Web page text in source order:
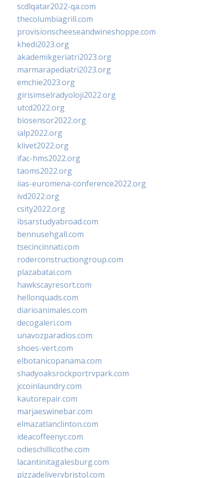
scdlqatar2022-qa.com
thecolumbiagrill.com
provisionscheeseandwineshoppe.com
khedi2023.org
akademikgeriatri2023.org
marmarapediatri2023.org
emchie2023.org
girisimselradyoloji2022.org
utcd2022.org
biosensor2022.org
ialp2022.org
klivet2022.org
ifac-hms2022.org
taoms2022.org
iias-euromena-conference2022.org
ivd2022.org
csity2022.org
ibsarstudyabroad.com
bennusehgall.com
tsecincinnati.com
roderconstructiongroup.com
plazabatai.com
hawkscayresort.com
hellonquads.com
diarioanimales.com
decogaleri.com
unavozparadios.com
shoes-vert.com
elbotanicopanama.com
shadyoaksrockportrvpark.com
jccoinlaundry.com
kautorepair.com
marjaeswinebar.com
elmazatlanclinton.com
ideacoffeenyc.com
odieschillicothe.com
lacantinitagalesburg.com
pizzadeliverybristol.com